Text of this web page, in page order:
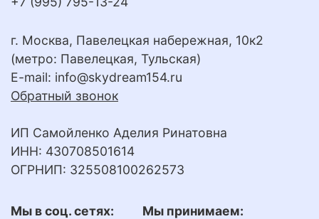
г. Москва, Павелецкая набережная, 10к2
(метро: Павелецкая, Тульская)
E-mail: info@skydream154.ru
Обратный звонок
ИП Самойленко Аделия Ринатовна
ИНН: 430708501614
ОГРНИП: 325508100262573
Мы в соц. сетях: Мы принимаем: